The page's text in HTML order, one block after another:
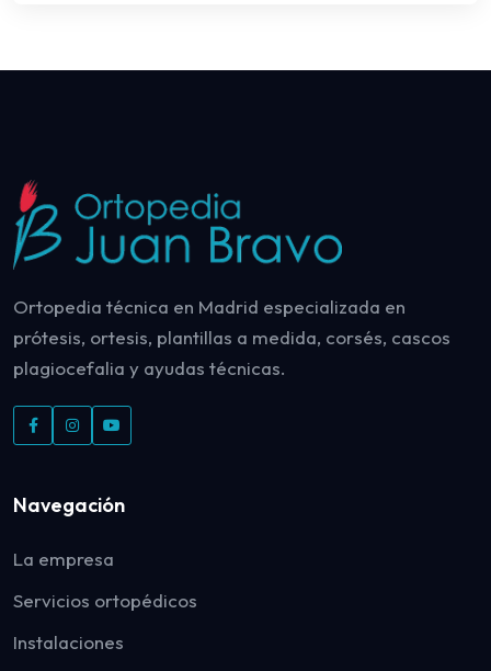
Ortopedia técnica en Madrid especializada en
prótesis, ortesis, plantillas a medida, corsés, cascos
plagiocefalia y ayudas técnicas.
Navegación
La empresa
Servicios ortopédicos
Instalaciones